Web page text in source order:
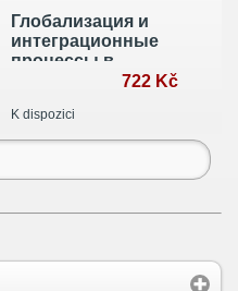
Глобализация и
интеграционные
процессы в
регионе (правовое
и экономическое
Монография
722 Kč
K dispozici